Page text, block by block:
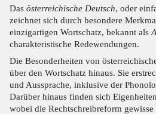
Das österreichische Deutsch, oder
zeichnet sich durch besondere
einzigartigen Wortschatz, bekannt als
charakteristische Redewendungen.
Die Besonderheiten von
über den Wortschatz hinaus. Sie
und Aussprache, inklusive der
Darüber hinaus finden sich
wobei die Rechtschreibreform gewisse